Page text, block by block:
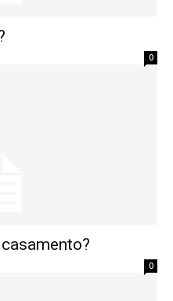
0
0